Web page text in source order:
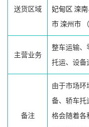
送货区域
妃甸区 滦
市 滦州市
主营业务
整车运输、
托运、设备
备注
由于市场环
备、轿车托
格会随着各